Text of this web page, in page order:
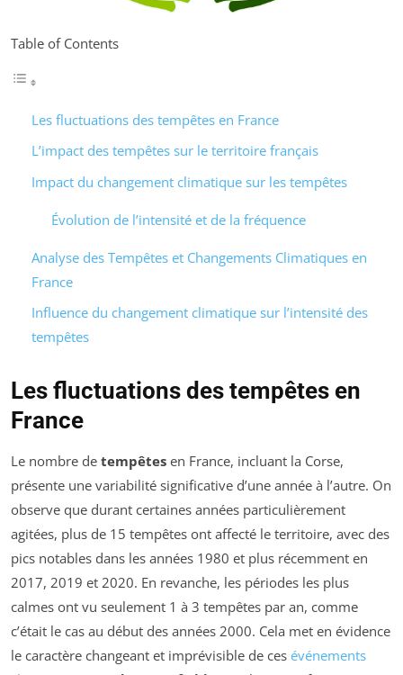
Table of Contents
Les fluctuations des tempêtes en France
L’impact des tempêtes sur le territoire français
Impact du changement climatique sur les tempêtes
Évolution de l’intensité et de la fréquence
Analyse des Tempêtes et Changements Climatiques en
France
Influence du changement climatique sur l’intensité des
tempêtes
Les fluctuations des tempêtes en
France
Le nombre de tempêtes en France, incluant la Corse,
présente une variabilité significative d’une année à l’autre. On
observe que durant certaines années particulièrement
agitées, plus de 15 tempêtes ont affecté le territoire, avec des
pics notables dans les années 1980 et plus récemment en
2017, 2019 et 2020. En revanche, les périodes les plus
calmes ont vu seulement 1 à 3 tempêtes par an, comme
c’était le cas au début des années 2000. Cela met en évidence
le caractère changeant et imprévisible de ces événements